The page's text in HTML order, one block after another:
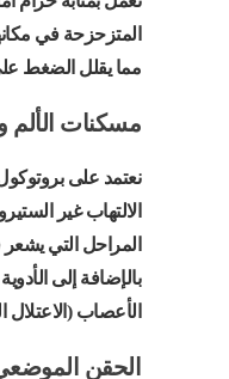
المتزحزحة في
مما يقلل الضغط
مسكنات الألم
نعتمد على
الالتهاب غير
المراحل التي يشعر
بالإضافة إلى
الأعصاب
الحقن